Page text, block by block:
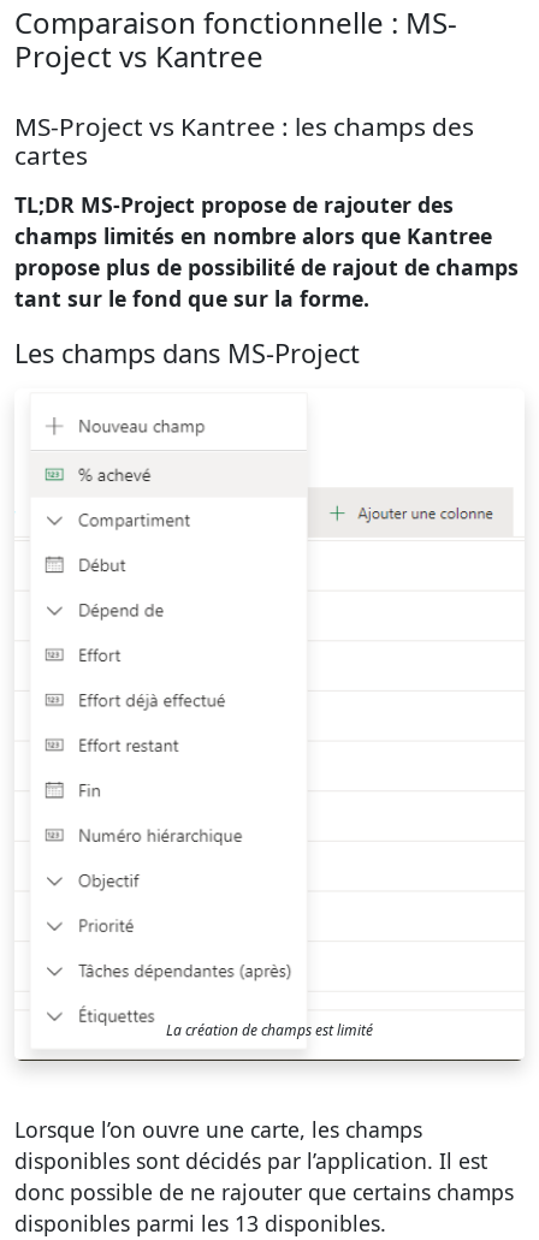
Comparaison fonctionnelle : MS-
Project vs Kantree
MS-Project vs Kantree : les champs des
cartes
TL;DR MS-Project propose de rajouter des
champs limités en nombre alors que Kantree
propose plus de possibilité de rajout de champs
tant sur le fond que sur la forme.
Les champs dans MS-Project
La création de champs est limité
Lorsque l’on ouvre une carte, les champs
disponibles sont décidés par l’application. Il est
donc possible de ne rajouter que certains champs
disponibles parmi les 13 disponibles.